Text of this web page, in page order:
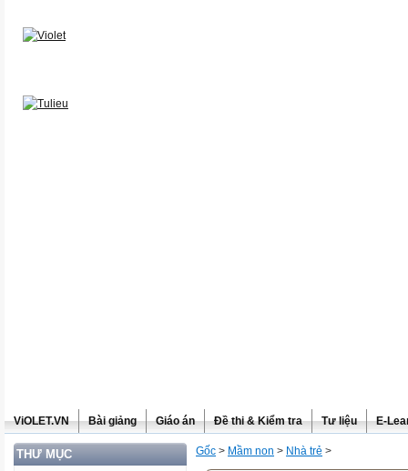
ViOLET.VN Bài giảng Giáo án Đề thi & Kiểm tra Tư liệu E-
THƯ MỤC Gốc > Mầm non > Nhà trẻ >